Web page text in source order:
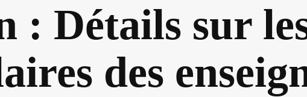
: Détails sur
des